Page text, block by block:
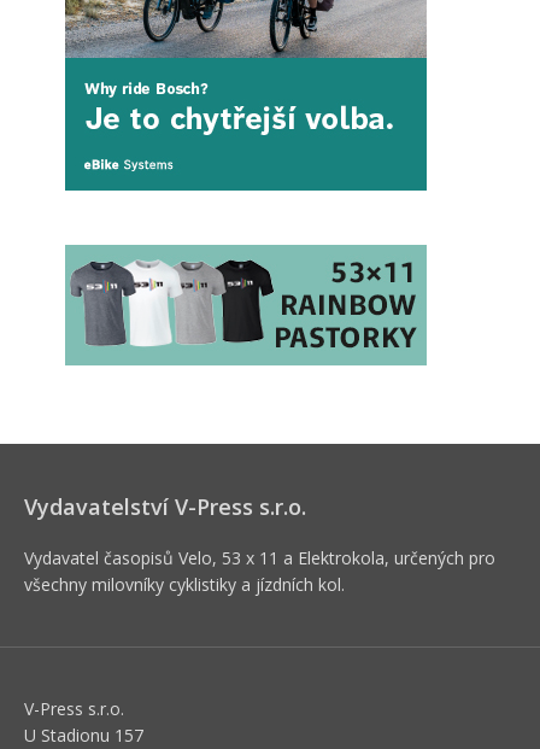
Vydavatelství V-Press s.r.o.
Vydavatel časopisů Velo, 53 x 11 a Elektrokola, určených pro
všechny milovníky cyklistiky a jízdních kol.
V-Press s.r.o.
U Stadionu 157